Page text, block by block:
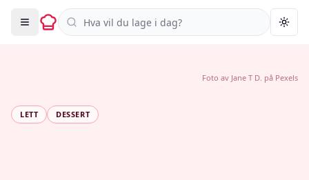
Søk i oppskrifter
LETT DESSERT
Foto av Jane T D. på Pexels